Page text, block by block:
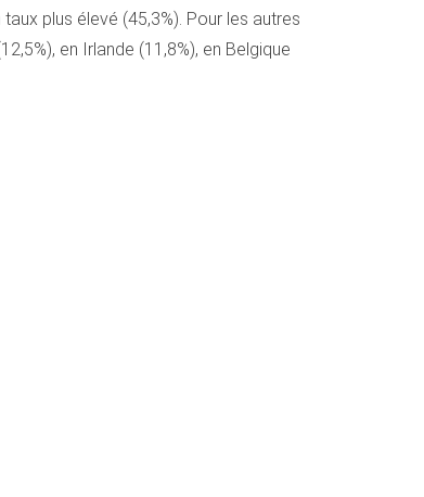
plus élevé (45,3%). Pour les autres
en Irlande (11,8%), en Belgique